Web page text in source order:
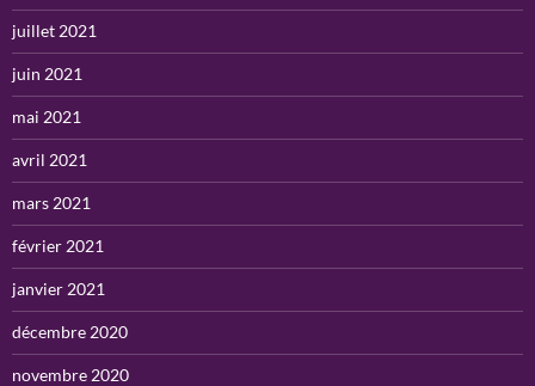
juillet 2021
juin 2021
mai 2021
avril 2021
mars 2021
février 2021
janvier 2021
décembre 2020
novembre 2020